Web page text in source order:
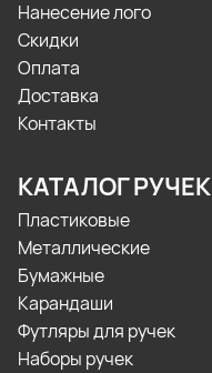
Нанесение лого
Скидки
Оплата
Доставка
Контакты
КАТАЛОГ РУЧЕК
Пластиковые
Металлические
Бумажные
Карандаши
Футляры для ручек
Наборы ручек